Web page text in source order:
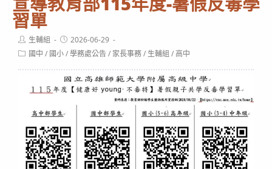
習單
Post
author:
生輔組
Post
published:
2026-06-29
Post國中 / 國小/學務處公告/ 家長事務/ 生輔組 /高中